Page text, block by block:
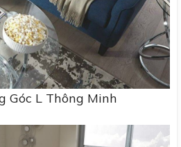
Góc L Thông Minh